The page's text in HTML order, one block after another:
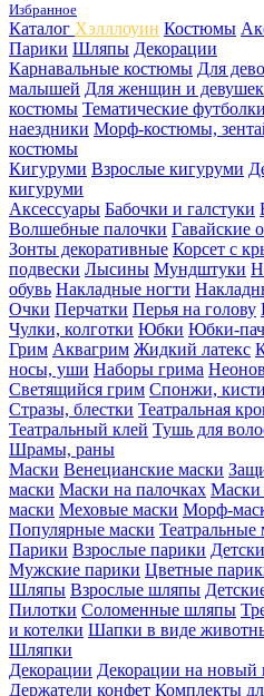
Избранное
Каталог Хэлллоуин Костюмы
Парики Шляпы Декорации
Карнавальные костюмы Для
малышей Для женщин и девушек
костюмы Тематические футболки
наездники Морф-костюмы,
костюмы
Кигуруми Взрослые кигуруми
кигуруми
Аксессуары Бабочки и галстуки
Волшебные палочки Гавайские
Зонты декоративные Корсет с
подвески Лысины Мундштуки
обувь Накладные ногти
Очки Перчатки Перья на голову
Чулки, колготки Юбки Юбки-
Грим Аквагрим Жидкий латекс
носы, уши Наборы грима
Светящийся грим Спонжи, кисти
Стразы, блестки Театральная
Театральный клей Тушь для
Шрамы, раны
Маски Венецианские маски
маски Маски на палочках Маски
маски Меховые маски Морф-
Популярные маски Театральные
Парики Взрослые парики
Мужские парики Цветные
Шляпы Взрослые шляпы
Пилотки Соломенные шляпы
и котелки Шапки в виде
Шляпки
Декорации Декорации на новый
Держатели конфет Комплекты